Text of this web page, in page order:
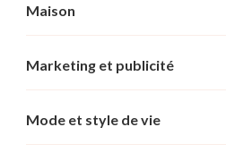
Maison
Marketing et publicité
Mode et style de vie